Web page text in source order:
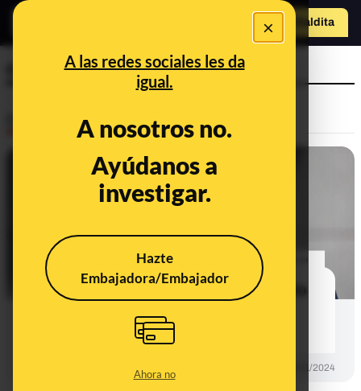
×
A las redes sociales les da
igual.
A nosotros no.
Ayúdanos a
investigar.
Hazte
Embajadora/Embajador
Ahora no
Hazte Maldita
comisario Villarejo
No, Antena 3 Noticias no ha tuiteado
hallado “sin vida” en Manresa
08/01/2024